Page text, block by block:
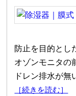
防止を目的とし
オゾンモニタの
ドレン排水が無
［続きを読む］